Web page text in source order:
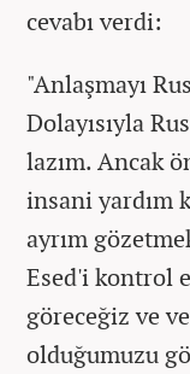
cevabı verdi:
"Anlaşmayı
Dolayısıyla
lazım. Ancak
insani yardım
ayrım
Esed'i kontrol
göreceğiz ve
olduğumuzu